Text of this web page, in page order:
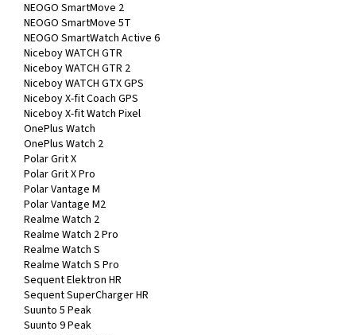
NEOGO SmartMove 2
NEOGO SmartMove 5T
NEOGO SmartWatch Active 6
Niceboy WATCH GTR
Niceboy WATCH GTR 2
Niceboy WATCH GTX GPS
Niceboy X-fit Coach GPS
Niceboy X-fit Watch Pixel
OnePlus Watch
OnePlus Watch 2
Polar Grit X
Polar Grit X Pro
Polar Vantage M
Polar Vantage M2
Realme Watch 2
Realme Watch 2 Pro
Realme Watch S
Realme Watch S Pro
Sequent Elektron HR
Sequent SuperCharger HR
Suunto 5 Peak
Suunto 9 Peak